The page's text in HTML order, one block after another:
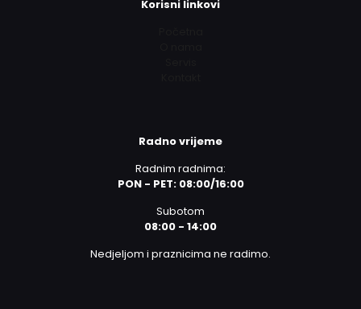
Korisni linkovi
Radno vrijeme
Radnim radnima:
PON - PET: 08:00/16:00
Subotom
08:00 - 14:00
Nedjeljom i praznicima ne radimo.